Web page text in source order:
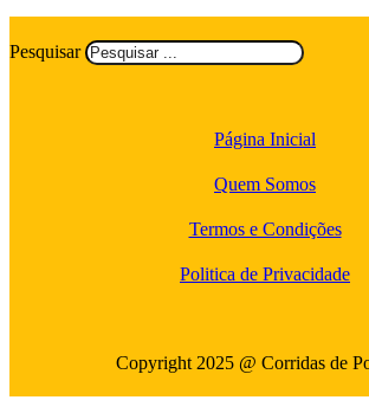
Pesquisar
Página Inicial
Quem Somos
Termos e Condições
Politica de Privacidade
Copyright 2025 @ Corridas de